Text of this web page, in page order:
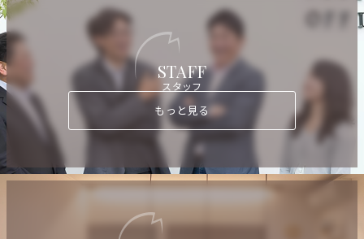
STAFF
スタッフ
もっと見る